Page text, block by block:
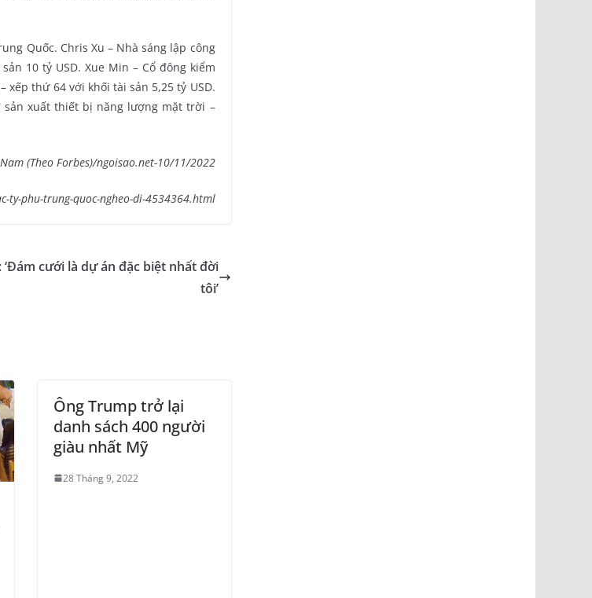
Quốc. Chris Xu – Nhà sáng lập công
10 tỷ USD. Xue Min – Cổ đông kiểm
thứ 64 với khối tài sản 5,25 tỷ USD.
sản xuất thiết bị năng lượng mặt trời –
(Theo Forbes)/ngoisao.net-10/11/2022
ty-phu-trung-quoc-ngheo-di-4534364.html
‘Đám cưới là dự án đặc biệt nhất đời
tôi’
Ông Trump trở lại
danh sách 400 người
giàu nhất Mỹ
28 Tháng 9, 2022